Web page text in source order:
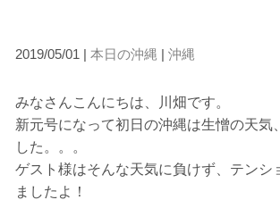
2019/05/01 | 本日の沖縄 | 沖縄
みなさんこんにちは、川畑です。
新元号になって初日の沖縄は生憎の天気
した。。。
ゲスト様はそんな天気に負けず、テンシ
ましたよ！